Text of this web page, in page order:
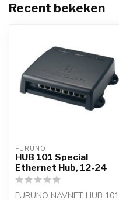
Recent bekeken
FURUNO
HUB 101 Special
Ethernet Hub, 12-24
FURUNO NAVNET HUB 101